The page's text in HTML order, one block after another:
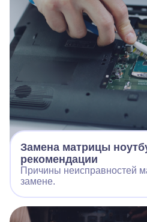
Замена матрицы
рекомендации
Причины неисправностей
замене.